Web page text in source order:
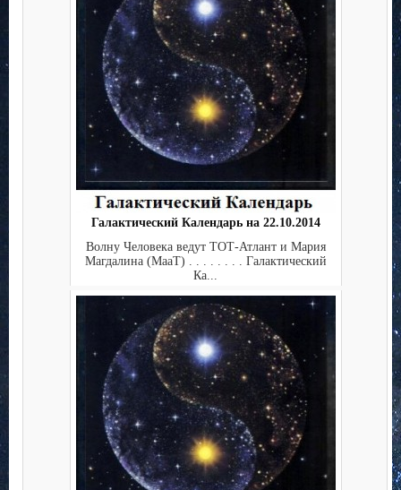
Галактический Календарь на 22.10.2014
Волну Человека ведут ТОТ-Атлант и Мария
Магдалина (МааТ) . . . . . . . . Галактический
Ка...